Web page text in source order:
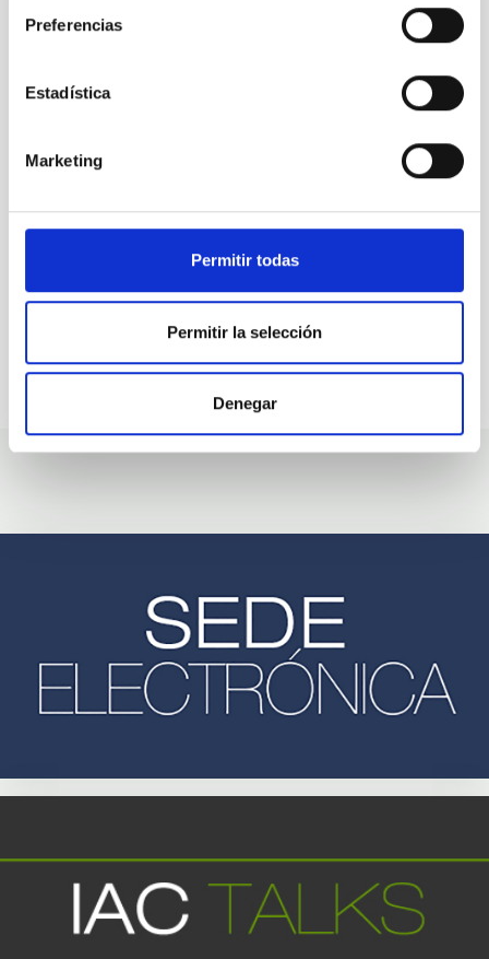
Preferencias
Estadística
Marketing
Permitir todas
Permitir la selección
Denegar
looking for people with
talent.